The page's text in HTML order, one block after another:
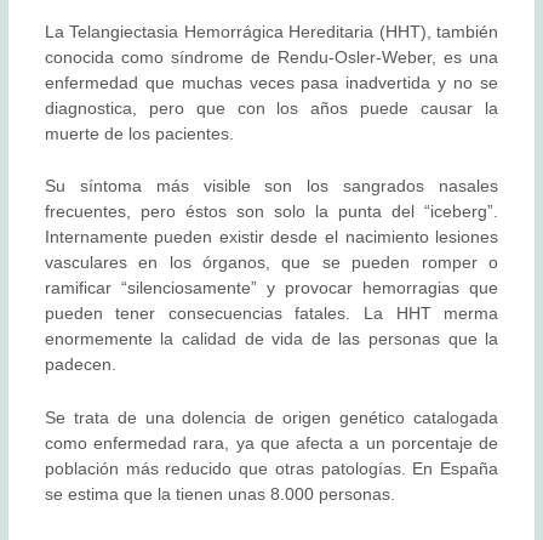
La Telangiectasia Hemorrágica Hereditaria (HHT), también
conocida como síndrome de Rendu-Osler-Weber, es una
enfermedad que muchas veces pasa inadvertida y no se
diagnostica, pero que con los años puede causar la
muerte de los pacientes.
Su síntoma más visible son los sangrados nasales
frecuentes, pero éstos son solo la punta del “iceberg”.
Internamente pueden existir desde el nacimiento lesiones
vasculares en los órganos, que se pueden romper o
ramificar “silenciosamente” y provocar hemorragias que
pueden tener consecuencias fatales. La HHT merma
enormemente la calidad de vida de las personas que la
padecen.
Se trata de una dolencia de origen genético catalogada
como enfermedad rara, ya que afecta a un porcentaje de
población más reducido que otras patologías. En España
se estima que la tienen unas 8.000 personas.